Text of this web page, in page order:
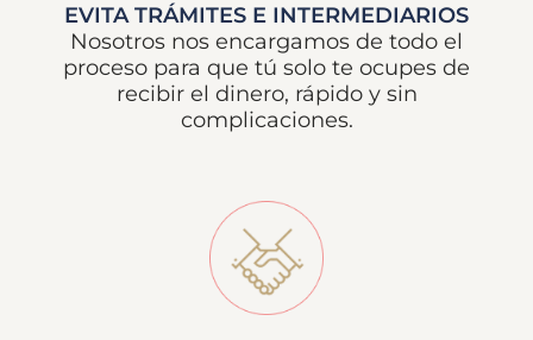
EVITA TRÁMITES E INTERMEDIARIOS
Nosotros nos encargamos de todo el
proceso para que tú solo te ocupes de
recibir el dinero, rápido y sin
complicaciones.